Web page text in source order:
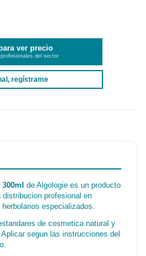
ver precio
del sector
regístrame
de Algologie es un producto
profesional en
especializados.
de cosmetica natural y
segun las instrucciones del